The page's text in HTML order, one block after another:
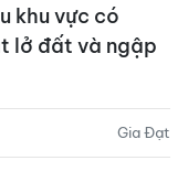
khu vực có
lở đất và ngập
Gia Đạt